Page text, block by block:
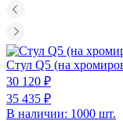
Стул Q5 (на
30 120 ₽
35 435 ₽
В наличии: 1000 шт.